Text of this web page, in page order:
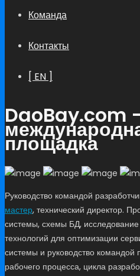
Команда
Контакты
[ EN ]
DaoBay.com
площадка
Руководство командой
мастер, технический директор.
системы, схемы БД,
технологий для оптимизации
системы и руководство командой
рабочего процесса, цикла